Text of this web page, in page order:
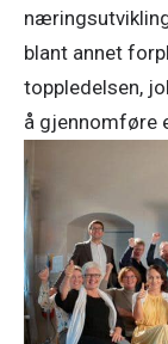
blant annet
toppledelsen,
å gjennomføre